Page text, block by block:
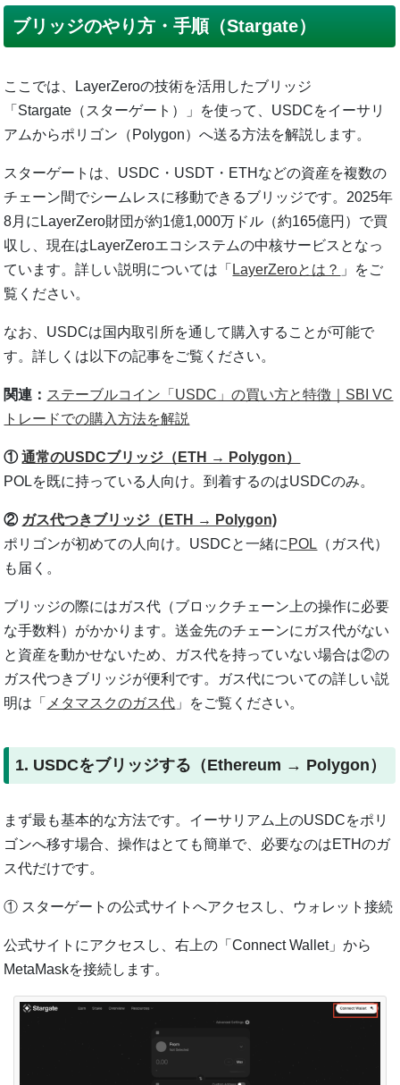
ブリッジのやり方・手順（Stargate）
ここでは、LayerZeroの技術を活用したブリッジ
「Stargate（スターゲート）」を使って、USDCをイーサリ
アムからポリゴン（Polygon）へ送る方法を解説します。
スターゲートは、USDC・USDT・ETHなどの資産を複数の
チェーン間でシームレスに移動できるブリッジです。2025年
8月にLayerZero財団が約1億1,000万ドル（約165億円）で買
収し、現在はLayerZeroエコシステムの中核サービスとなっ
ています。詳しい説明については「 LayerZeroとは？ 」をご
覧ください。
なお、USDCは国内取引所を通して購入することが可能で
す。詳しくは以下の記事をご覧ください。
関連： ステーブルコイン「USDC」の買い方と特徴｜SBI VC
トレードでの購入方法を解説
①通常のUSDCブリッジ（ETH → Polygon）
POLを既に持っている人向け。到着するのはUSDCのみ。
② ガス代つきブリッジ（ETH → Polygon)
ポリゴンが初めての人向け。USDCと一緒に POL （ガス代）
も届く。
ブリッジの際にはガス代（ブロックチェーン上の操作に必要
な手数料）がかかります。送金先のチェーンにガス代がない
と資産を動かせないため、ガス代を持っていない場合は②の
ガス代つきブリッジが便利です。ガス代についての詳しい説
明は「 メタマスクのガス代 」をご覧ください。
1. USDCをブリッジする（Ethereum → Polygon）
まず最も基本的な方法です。イーサリアム上のUSDCをポリ
ゴンへ移す場合、操作はとても簡単で、必要なのはETHのガ
ス代だけです。
① スターゲートの公式サイトへアクセスし、ウォレット接続
公式サイトにアクセスし、右上の「Connect Wallet」から
MetaMaskを接続します。